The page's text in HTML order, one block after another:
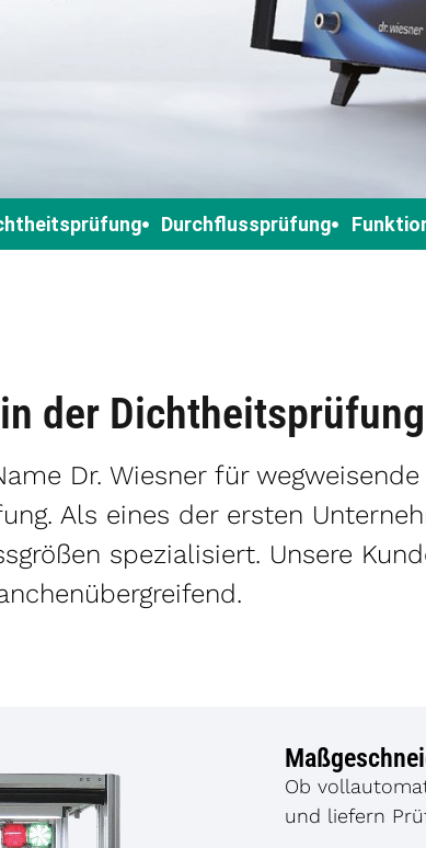
Durchflussprüfung
der
Dr. Wiesner für
Als eines der ersten
spezialisiert. Unsere
Ob
und liefern